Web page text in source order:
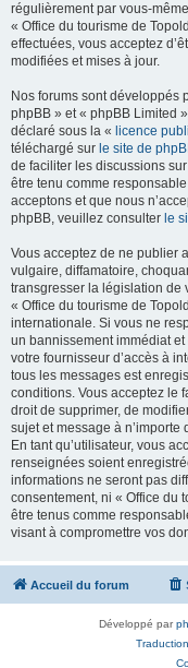
régulièrement par vous-
« Office du tourisme de
effectuées, vous acceptez
modifiées et mises à jour.
Nos forums sont développés
phpBB » et « phpBB Limited
déclaré sous la « licence
téléchargé sur le site de
de faciliter les discussions
être tenu comme
acceptons et que nous
phpBB, veuillez consulter le
Vous acceptez de ne publier
vulgaire, diffamatoire,
transgresser la législation de
« Office du tourisme de
internationale. Si vous ne
un bannissement immédiat
votre fournisseur d’accès à
tous les messages est
conditions. Vous acceptez le
droit de supprimer, de
sujet et message à
En tant qu’utilisateur, vous
renseignées soient
informations ne seront pas
consentement, ni « Office du
être tenus comme
visant à compromettre vos
Accueil du forum
Développé par